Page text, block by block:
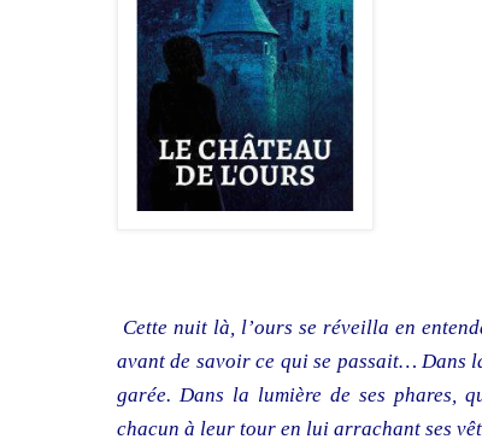
Cette nuit là, l’ours se réveilla en
avant de savoir ce qui se passait… Dans
garée. Dans la lumière de ses phares,
chacun à leur tour en lui arrachant ses